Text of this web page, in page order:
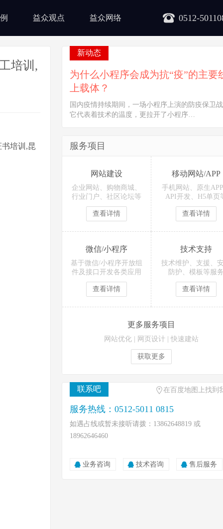
0512-
益众观点 益众网络
培训,
培训,昆
新动态
为什么小程序会成为抗“疫”的主要
上载体？
国内疫情持续期间，一场小程序上演的防疫保卫
它代表着技术的温度，更拉开了小程序…
服务项目
网站建设
企业网站、购物商城、
行业门户、社区论坛等
查看详情
移动网站/APP
手机网站、原生
API开发、H5单页
查看详情
微信/小程序
基于微信/小程序开放组
件及接口开发各类应用
查看详情
技术支持
技术维护、支援、
防护、模板等服
查看详情
更多服务项目
网站优化 网页设计 快速建站
获取更多
联系吧 在百度地图上找到
服务热线：0512-5011 0815
如遇占线或暂未接听请拨：13862648819 或
18962646460
业务咨询 技术咨询 售后服务